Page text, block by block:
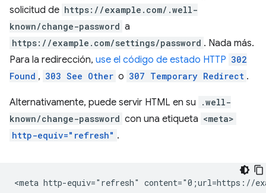
solicitud de https://example.com/.well-
known/change-password a
https://example.com/settings/password . Nada más.
Para la redirección, use el código de estado HTTP 302
Found , 303 See Other o 307 Temporary Redirect .
Alternativamente, puede servir HTML en su
.well-
known/change-password con una etiqueta <meta>
http-equiv="refresh" .